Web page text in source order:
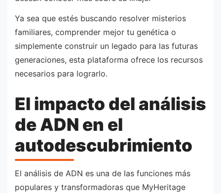
Ya sea que estés buscando resolver misterios
familiares, comprender mejor tu genética o
simplemente construir un legado para las futuras
generaciones, esta plataforma ofrece los recursos
necesarios para lograrlo.
El impacto del análisis
de ADN en el
autodescubrimiento
El análisis de ADN es una de las funciones más
populares y transformadoras que MyHeritage